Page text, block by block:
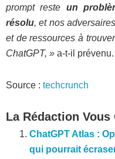
prompt reste un
résolu, et nos
et de ressources à
ChatGPT, » a-t-il prévenu.
Source : techcrunch
La Rédaction Vous
ChatGPT Atlas :
qui pourrait